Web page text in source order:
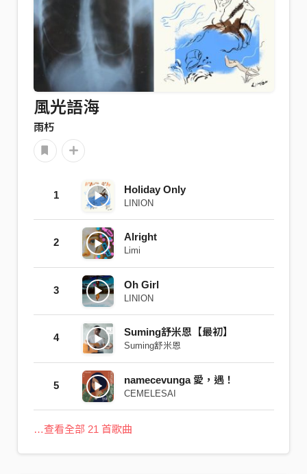
風光語海
雨朽
1 Holiday Only
LINION
2 Alright
Limi
3 Oh Girl
LINION
4 Suming舒米恩【最初】
Suming舒米恩
5 namecevunga 愛，遇！
CEMELESAI
…查看全部 21 首歌曲